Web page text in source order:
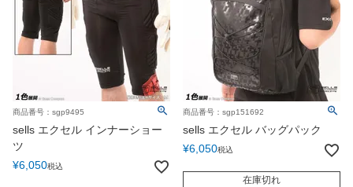
商品番号：sgp9495
sells エクセル インナーショー
ツ
¥6,050税込
商品番号：sgp151692
sells エクセル バッグパック
¥6,050税込
在庫切れ